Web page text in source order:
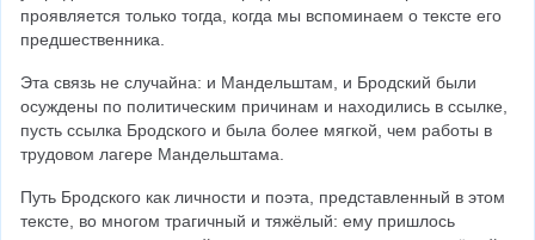
проявляется только тогда, когда мы вспоминаем о тексте его
предшественника.
Эта связь не случайна: и Мандельштам, и Бродский были
осуждены по политическим причинам и находились в ссылке,
пусть ссылка Бродского и была более мягкой, чем работы в
трудовом лагере Мандельштама.
Путь Бродского как личности и поэта, представленный в этом
тексте, во многом трагичный и тяжёлый: ему пришлось